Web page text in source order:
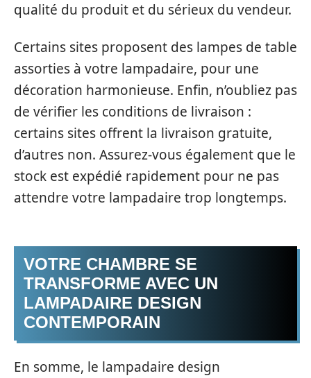
qualité du produit et du sérieux du vendeur.
Certains sites proposent des lampes de table
assorties à votre lampadaire, pour une
décoration harmonieuse. Enfin, n’oubliez pas
de vérifier les conditions de livraison :
certains sites offrent la livraison gratuite,
d’autres non. Assurez-vous également que le
stock est expédié rapidement pour ne pas
attendre votre lampadaire trop longtemps.
VOTRE CHAMBRE SE
TRANSFORME AVEC UN
LAMPADAIRE DESIGN
CONTEMPORAIN
En somme, le lampadaire design